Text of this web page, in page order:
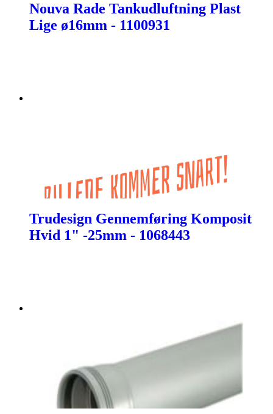
Nouva Rade Tankudluftning Plast
Lige ø16mm - 1100931
Trudesign Gennemføring Komposit
Hvid 1" -25mm - 1068443